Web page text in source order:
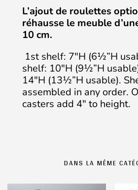
L’ajout de roulettes
réhausse le meuble
10 cm.
1st shelf: 7″H (6½”H
shelf: 10″H (9½”H
14″H (13½”H usable).
assembled in any order.
casters add 4″ to height.
DANS LA MÊME